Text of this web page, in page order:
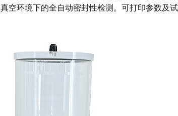
环境下的全自动密封性检测。可打印参数及试